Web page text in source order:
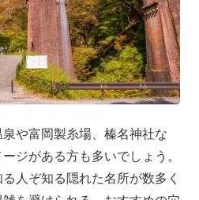
や富岡製糸場、榛名神社な
ジがある方も多いでしょう。
人ぞ知る隠れた名所が数多く